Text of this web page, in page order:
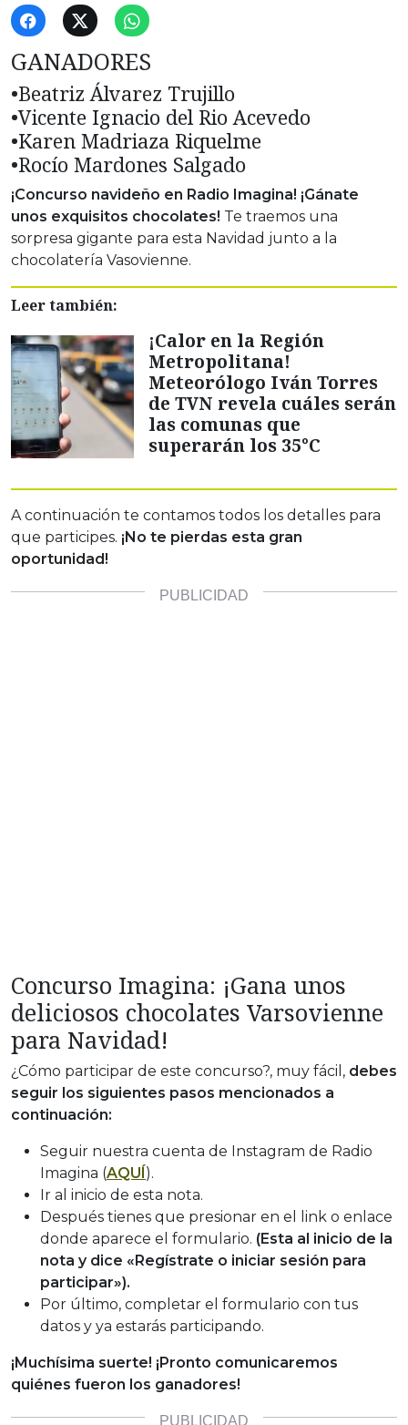
GANADORES
•Beatriz Álvarez Trujillo
•Vicente Ignacio del Rio Acevedo
•Karen Madriaza Riquelme
•Rocío Mardones Salgado
¡Concurso navideño en Radio Imagina! ¡Gánate
unos exquisitos chocolates! Te traemos una
sorpresa gigante para esta Navidad junto a la
chocolatería Vasovienne.
Leer también:
¡Calor en la Región
Metropolitana!
Meteorólogo Iván Torres
de TVN revela cuáles serán
las comunas que
superarán los 35°C
A continuación te contamos todos los detalles para
que participes. ¡No te pierdas esta gran
oportunidad!
Concurso Imagina: ¡Gana unos
deliciosos chocolates Varsovienne
para Navidad!
¿Cómo participar de este concurso?, muy fácil, debes
seguir los siguientes pasos mencionados a
continuación:
Seguir nuestra cuenta de Instagram de Radio
Imagina (AQUÍ ).
Ir al inicio de esta nota.
Después tienes que presionar en el link o enlace
donde aparece el formulario. (Esta al inicio de la
nota y dice «Regístrate o iniciar sesión para
participar»).
Por último, completar el formulario con tus
datos y ya estarás participando.
¡Muchísima suerte! ¡Pronto comunicaremos
quiénes fueron los ganadores!